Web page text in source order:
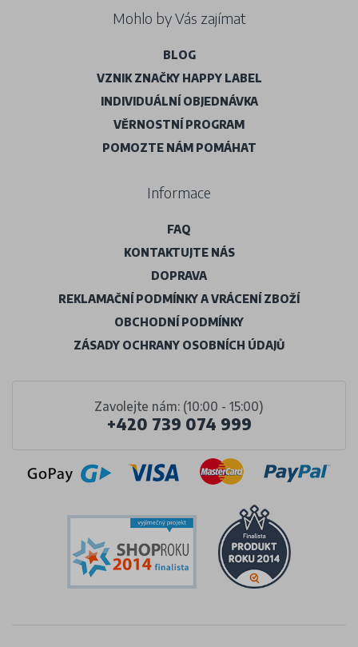
Zavolejte nám: (10:00 - 15:00)
+420 739 074 999
Mohlo by Vás zajímat
BLOG
VZNIK ZNAČKY HAPPY LABEL
INDIVIDUÁLNÍ OBJEDNÁVKA
VĚRNOSTNÍ PROGRAM
POMOZTE NÁM POMÁHAT
Informace
FAQ
KONTAKTUJTE NÁS
DOPRAVA
REKLAMAČNÍ PODMÍNKY A VRÁCENÍ ZBOŽÍ
OBCHODNÍ PODMÍNKY
ZÁSADY OCHRANY OSOBNÍCH ÚDAJŮ